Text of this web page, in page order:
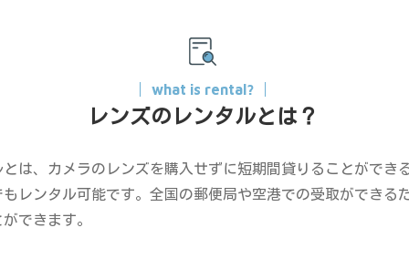
what is rental?
レンズのレンタルとは？
は、カメラのレンズを購入せずに短期間貸りることができ
レンタル可能です。全国の郵便局や空港での受取ができる
できます。